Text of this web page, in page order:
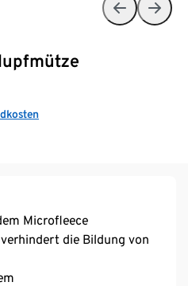
Microfleece
die Bildung von